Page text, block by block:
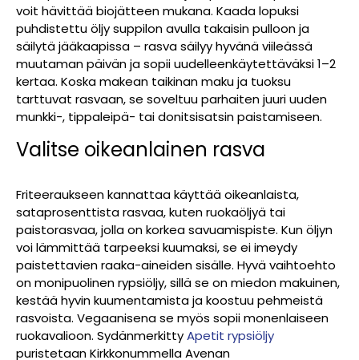
voit hävittää biojätteen mukana. Kaada lopuksi
puhdistettu öljy suppilon avulla takaisin pulloon ja
säilytä jääkaapissa – rasva säilyy hyvänä viileässä
muutaman päivän ja sopii uudelleenkäytettäväksi 1–2
kertaa. Koska makean taikinan maku ja tuoksu
tarttuvat rasvaan, se soveltuu parhaiten juuri uuden
munkki-, tippaleipä- tai donitsisatsin paistamiseen.
Valitse oikeanlainen rasva
Friteeraukseen kannattaa käyttää oikeanlaista,
sataprosenttista rasvaa, kuten ruokaöljyä tai
paistorasvaa, jolla on korkea savuamispiste. Kun öljyn
voi lämmittää tarpeeksi kuumaksi, se ei imeydy
paistettavien raaka-aineiden sisälle. Hyvä vaihtoehto
on monipuolinen rypsiöljy, sillä se on miedon makuinen,
kestää hyvin kuumentamista ja koostuu pehmeistä
rasvoista. Vegaanisena se myös sopii monenlaiseen
ruokavalioon. SydänmerkittyApetit rypsiöljy
puristetaan Kirkkonummella Avenan